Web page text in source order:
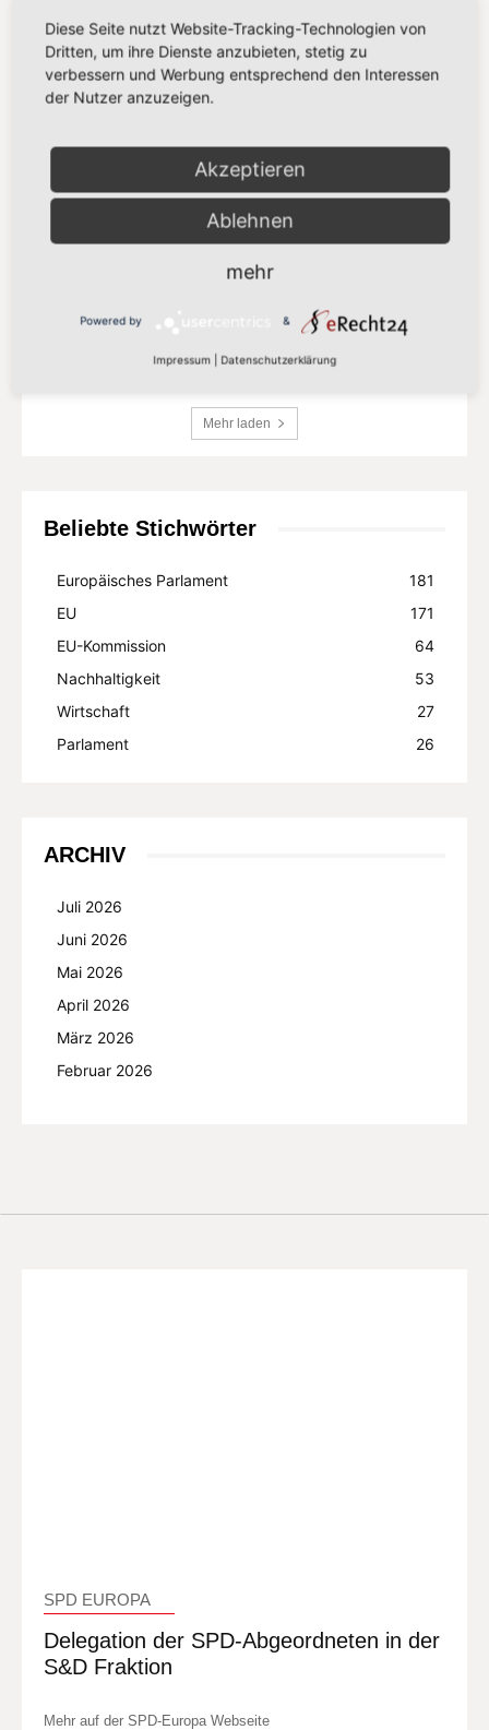
„Europa darf seinen Zahlungsverkehr
nicht länger anderen überlassen“
„Der Kampf gegen Missbrauchsbilder
im Netz verdient mehr als eine
„Europa setzt auf Partnerschaft statt
8. Juli 2026
Mehr laden
Beliebte Stichwörter
Europäisches Parlament
181
EU
171
EU-Kommission
64
Nachhaltigkeit
53
Wirtschaft
27
Parlament
26
ARCHIV
Juli 2026
Juni 2026
Mai 2026
April 2026
März 2026
Februar 2026
SPD EUROPA
Delegation der SPD-Abgeordneten in der
S&D Fraktion
Mehr auf der SPD-Europa Webseite
Diese Seite nutzt Website-Tracking-Technologien von
Dritten, um ihre Dienste anzubieten, stetig zu
verbessern und Werbung entsprechend den Interessen
der Nutzer anzuzeigen.
Akzeptieren
Ablehnen
mehr
Powered by &
Impressum Datenschutzerklärung